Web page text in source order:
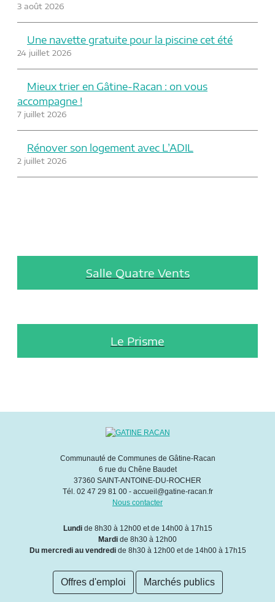
3 août 2026
Une navette gratuite pour la piscine cet été
24 juillet 2026
Mieux trier en Gâtine-Racan : on vous
accompagne !
7 juillet 2026
Rénover son logement avec L’ADIL
2 juillet 2026
Salle Quatre Vents
Le Prisme
Communauté de Communes de Gâtine-Racan
6 rue du Chêne Baudet
37360 SAINT-ANTOINE-DU-ROCHER
Tél. 02 47 29 81 00 - accueil@gatine-racan.fr
Nous contacter
Lundide 8h30 à 12h00 et de 14h00 à 17h15
Mardi de 8h30 à 12h00
Du mercredi au vendredide 8h30 à 12h00 et de 14h00 à 17h15
Offres d'emploi Marchés publics